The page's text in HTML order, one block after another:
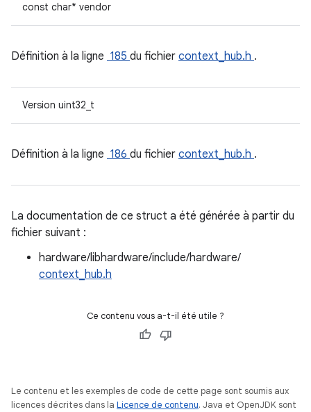
const char* vendor
Définition à la ligne 185 du fichier context_hub.h .
Version uint32_t
Définition à la ligne 186 du fichier context_hub.h .
La documentation de ce struct a été générée à partir du
fichier suivant :
hardware/libhardware/include/hardware/
context_hub.h
Ce contenu vous a-t-il été utile ?
Le contenu et les exemples de code de cette page sont soumis aux
licences décrites dans la Licence de contenu. Java et OpenJDK sont